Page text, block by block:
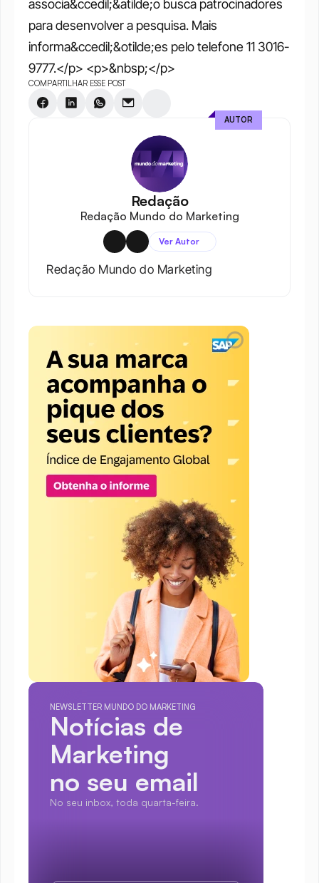
associa&ccedil;&atilde;o busca patrocinadores
para desenvolver a pesquisa. Mais
informa&ccedil;&otilde;es pelo telefone 11 3016-
9777.</p> <p>&nbsp;</p>
COMPARTILHAR ESSE POST
Redação
Redação Mundo do Marketing
Ver Autor
Redação Mundo do Marketing
AUTOR
NEWSLETTER MUNDO DO MARKETING
Notícias de
Marketing
no seu email
No seu inbox, toda quarta-feira.